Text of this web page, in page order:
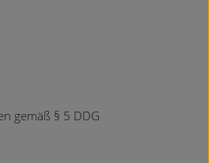
gemäß § 5 DDG